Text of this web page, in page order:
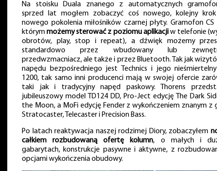
Na stoisku Duala znanego z automatycznych
sprzed lat mogłem zobaczyć coś nowego, kolejny
nowego pokolenia miłośników czarnej płyty. Gramofon CS
którymmożemy sterować z poziomu aplikacjiw telefonie
obrotów, play, stop i repeat), a dźwięk możemy
standardowo przez wbudowany lub
przedwzmacniacz, ale także i przez Bluetooth. Tak jak
napędu bezpośredniego jest Technics i jego
1200, tak samo inni producenci mają w swojej ofercie
taki jak i tradycyjny napęd paskowy. Thorens
jubileuszowy model TD124 DD, Pro-Ject edycję The Dark
the Moon, a MoFi edycję Fender z wykończeniem znanym z
Stratocaster, Telecaster i Precision Bass.
Po latach reaktywacja naszej rodzimej Diory, zobaczyłem
całkiem rozbudowaną ofertę kolumn, o małych i
gabarytach, konstrukcje pasywne i aktywne, z
opcjami wykończenia obudowy.